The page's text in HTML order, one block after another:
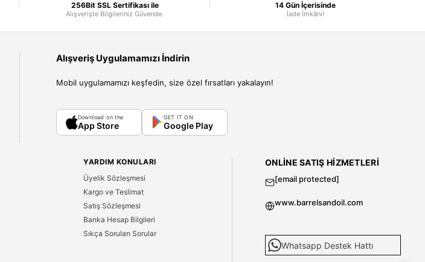
256Bit SSL Sertifikası ile
Alışverişte Bilgileriniz Güvende.
14 Gün İçerisinde
İade İmkânı!
Alışveriş Uygulamamızı İndirin
Mobil uygulamamızı keşfedin, size özel fırsatları yakalayın!
Download on the
App Store
GET IT ON
Google Play
YARDIM KONULARI
Üyelik Sözleşmesi
Kargo ve Teslimat
Satış Sözleşmesi
Banka Hesap Bilgileri
Sıkça Sorulan Sorular
ONLINE SATIŞ HIZMETLERI
[email protected]
www.barrelsandoil.com
Whatsapp Destek Hattı